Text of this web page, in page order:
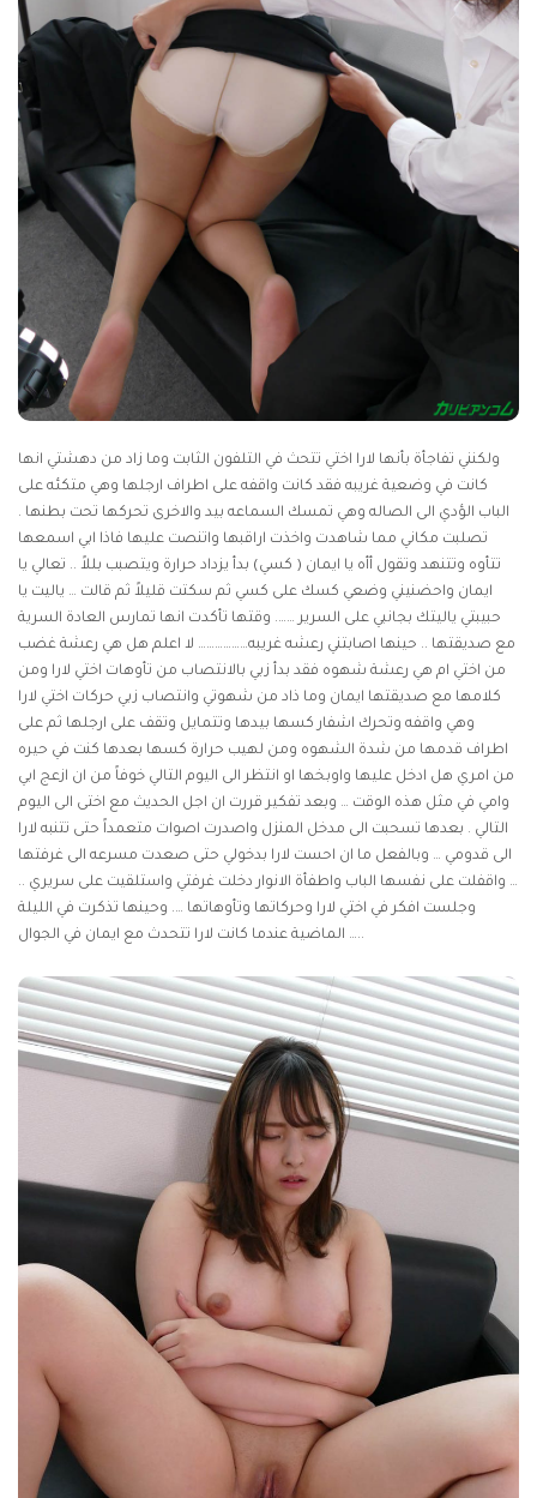
ولكنني تفاجأة بأنها لارا اختي تتحث في التلفون الثابت وما زاد من دهشتي انها
كانت في وضعية غريبه فقد كانت واقفه على اطراف ارجلها وهي متكئه على
الباب الؤدي الى الصاله وهي تمسك السماعه بيد والاخرى تحركها تحت بطنها .
تصلبت مكاني مما شاهدت واخذت اراقبها واتنصت عليها فاذا ابي اسمعها
تتأوه وتتنهد وتقول أأه يا ايمان ( كسي) بدأ يزداد حرارة ويتصبب بللاً .. تعالي يا
ايمان واحضنيني وضعي كسك على كسي ثم سكتت قليلاً ثم قالت … ياليت يا
حبيبتي ياليتك بجانبي على السرير ……. وقتها تأكدت انها تمارس العادة السرية
مع صديقتها .. حينها اصابتني رعشه غريبه……………… لا اعلم هل هي رعشة غضب
من اختي ام هي رعشة شهوه فقد بدأ زبي بالانتصاب من تأوهات اختي لارا ومن
كلامها مع صديقتها ايمان وما ذاد من شهوتي وانتصاب زبي حركات اختي لارا
وهي واقفه وتحرك اشفار كسها بيدها وتتمايل وتقف على ارجلها ثم على
اطراف قدمها من شدة الشهوه ومن لهيب حرارة كسها بعدها كنت في حيره
من امري هل ادخل عليها واوبخها او انتظر الى اليوم التالي خوفاً من ان ازعج ابي
وامي في مثل هذه الوقت … وبعد تفكير قررت ان اجل الحديث مع اختى الى اليوم
التالي . بعدها تسحبت الى مدخل المنزل واصدرت اصوات متعمداً حتى تتنبه لارا
الى قدومي … وبالفعل ما ان احست لارا بدخولي حتى صعدت مسرعه الى غرفتها
… واقفلت على نفسها الباب واطفأة الانوار دخلت غرفتي واستلقيت على سريري ..
وجلست افكر في اختي لارا وحركاتها وتأوهاتها …. وحينها تذكرت في الليلة
الماضية عندما كانت لارا تتحدث مع ايمان في الجوال …..